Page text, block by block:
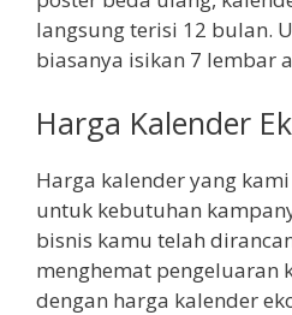
langsung terisi 12 bulan.
biasanya isikan 7 lembar
Harga Kalender
Harga kalender yang
untuk kebutuhan
bisnis kamu telah
menghemat pengeluaran
dengan harga kalender